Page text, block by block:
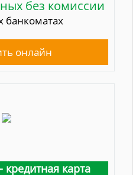
без комиссии
банкоматах
онлайн
карта